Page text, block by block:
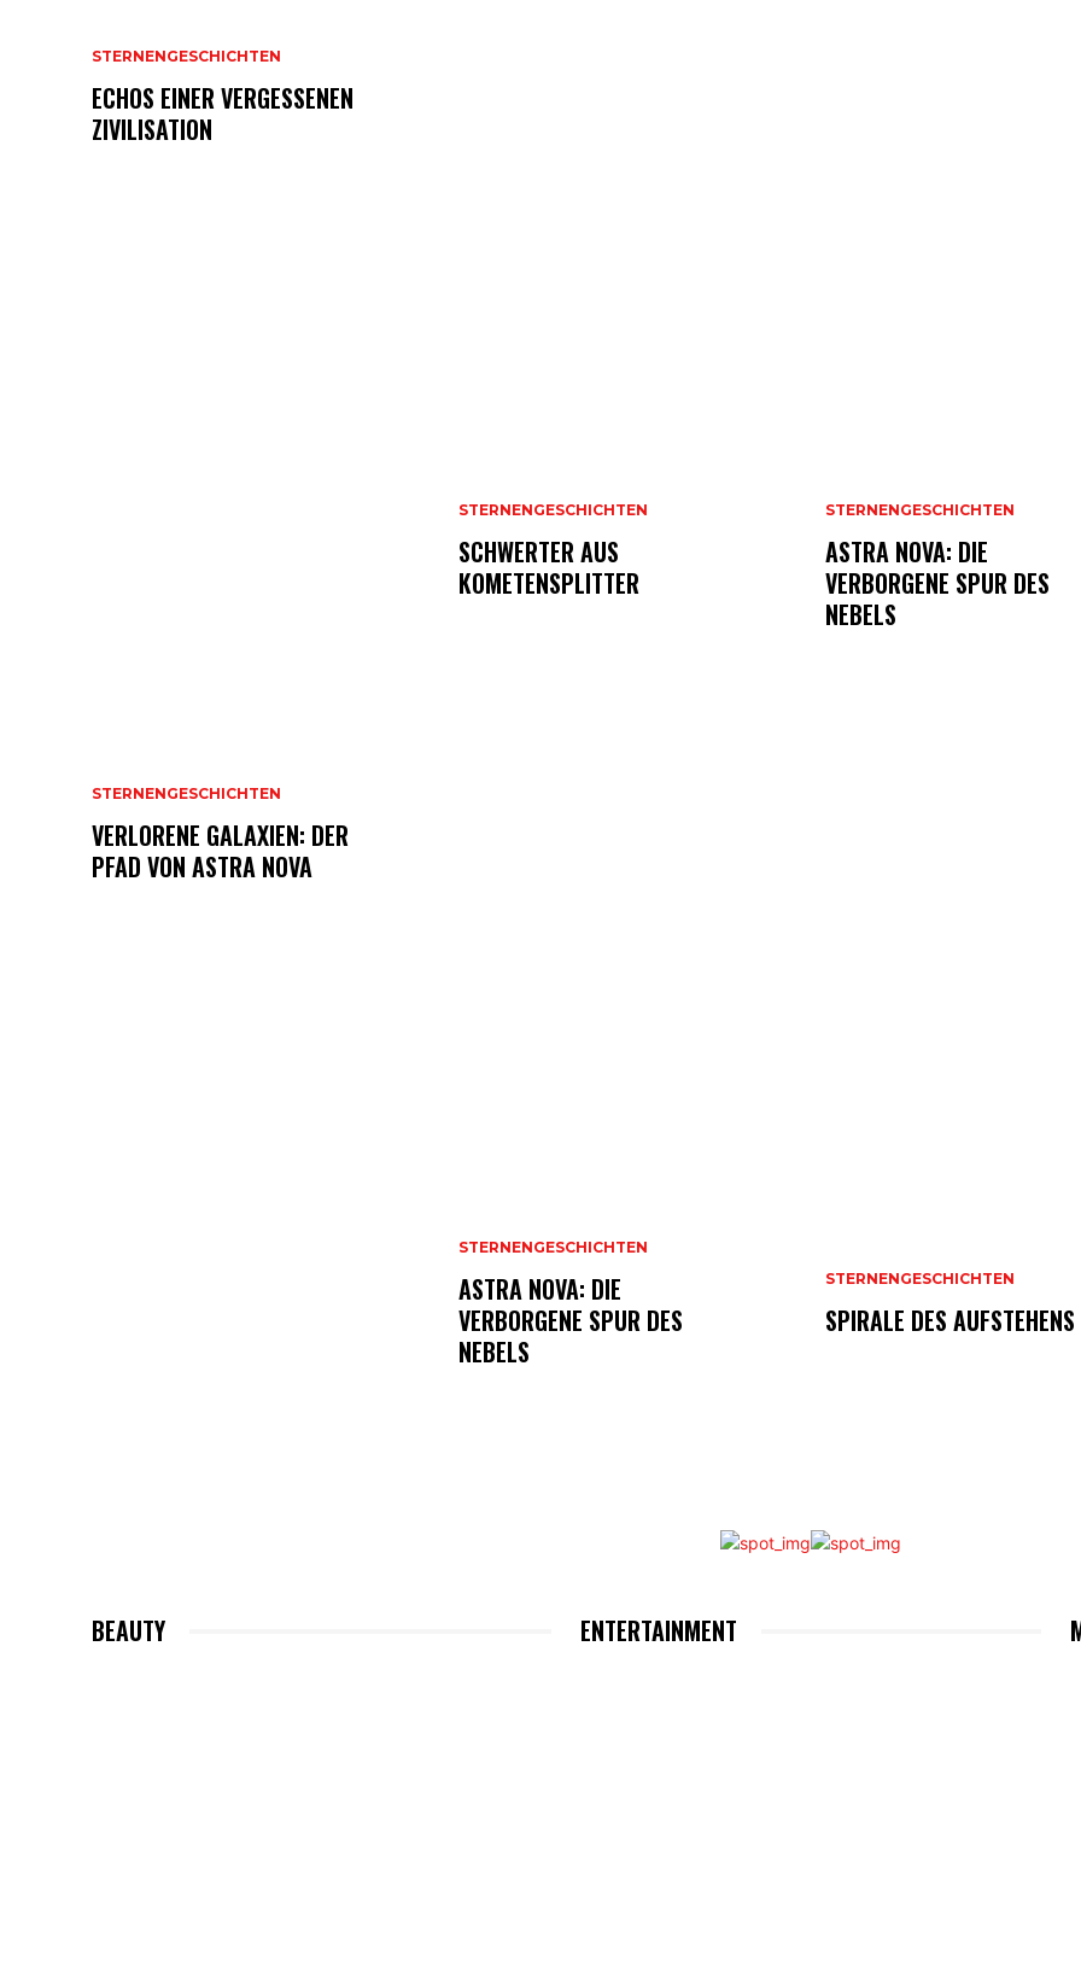
STERNENGESCHICHTEN
ECHOS EINER VERGESSENEN
ZIVILISATION
STERNENGESCHICHTEN
VERLORENE GALAXIEN: DER
PFAD VON ASTRA NOVA
STERNENGESCHICHTEN
SCHWERTER AUS
KOMETENSPLITTER
STERNENGESCHICHTEN
ASTRA NOVA: DIE
VERBORGENE SPUR DES
NEBELS
STERNENGESCHICHTEN
ASTRA NOVA: DIE
VERBORGENE SPUR DES
NEBELS
STERNENGESCHICHTEN
SPIRALE DES AUFSTEHENS
BEAUTY ENTERTAINMENT